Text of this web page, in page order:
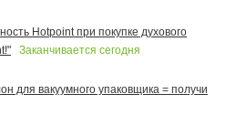
Hotpoint при покупке духового
Заканчивается сегодня
для вакуумного упаковщика = получи